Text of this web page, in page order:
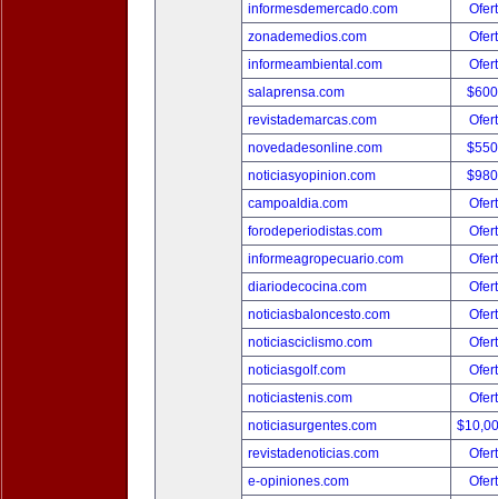
informesdemercado.com
zonademedios.com
informeambiental.com
salaprensa.com
revistademarcas.com
novedadesonline.com
noticiasyopinion.com
campoaldia.com
forodeperiodistas.com
informeagropecuario.com
diariodecocina.com
noticiasbaloncesto.com
noticiasciclismo.com
noticiasgolf.com
noticiastenis.com
noticiasurgentes.com
revistadenoticias.com
e-opiniones.com